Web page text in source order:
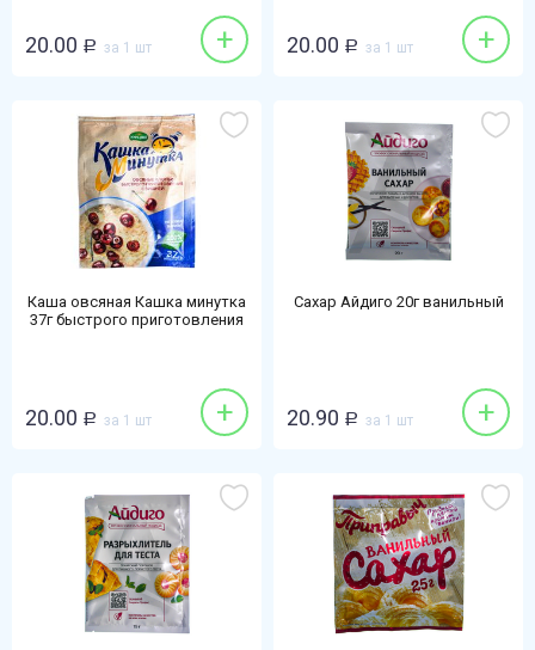
20.00 Р за 1 шт + 20.00 Р за 1 шт +
Каша овсяная Кашка минутка
37г быстрого приготовления
20.00 Р за 1 шт +
Сахар Айдиго 20г ванильный
20.90 Р за 1 шт +